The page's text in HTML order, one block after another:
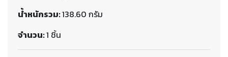
น้ำหนักรวม:138.60 กรัม
จำนวน:1 ชิ้น